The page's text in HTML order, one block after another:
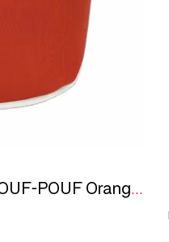
Pouf extérieur MOJO POUF-POUF Orange / Blanc